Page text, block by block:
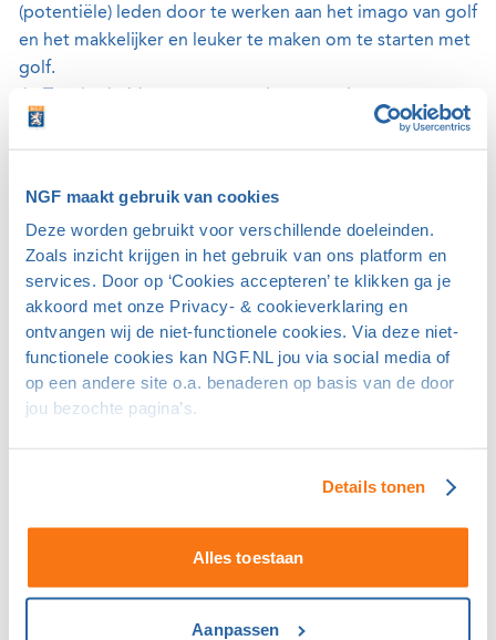
NGF maakt gebruik van cookies
Deze worden gebruikt voor verschillende doeleinden.
Zoals inzicht krijgen in het gebruik van ons platform en
services. Door op ‘Cookies accepteren’ te klikken ga je
akkoord met onze Privacy- & cookieverklaring en
ontvangen wij de niet-functionele cookies. Via deze niet-
functionele cookies kan NGF.NL jou via social media of
op een andere site o.a. benaderen op basis van de door
jou bezochte pagina’s.
Details tonen
Alles toestaan
Aanpassen
(potentiële) leden door te werken aan het imago van golf
en het makkelijker en leuker te maken om te starten met
golf.
huidige en toekomstige werknemers bij de NGF.
te omarmen en uit te dragen. Want alleen met de clubs
samen krijgen we dit voor elkaar. Dit start natuurlijk met
het centraal zetten van de behoeften van de (potentiële)
golfer in plaats van het aanbod van de club. Daarnaast is
het diverser en inclusiever worden van de
cluborganisatie belangrijk: bestuur, management,
medewerkers en vrijwilligers. Het kennen en omarmen
van de NGF-programma’s op dit onderwerp helpen
verbeterpunten snel op te pakken en grotere,
Zo realiseert de NGF samen met de clubs inclusiviteit. En
met inclusiviteit in golf wint iedereen.